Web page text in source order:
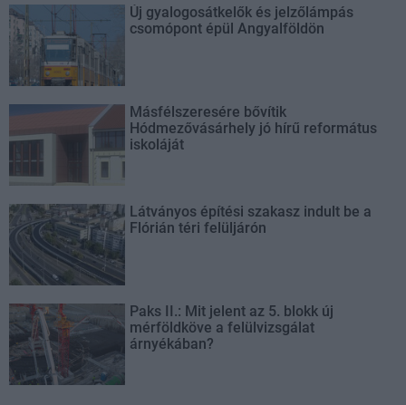
Új gyalogosátkelők és jelzőlámpás
csomópont épül Angyalföldön
Másfélszeresére bővítik
Hódmezővásárhely jó hírű református
iskoláját
Látványos építési szakasz indult be a
Flórián téri felüljárón
Paks II.: Mit jelent az 5. blokk új
mérföldköve a felülvizsgálat
árnyékában?